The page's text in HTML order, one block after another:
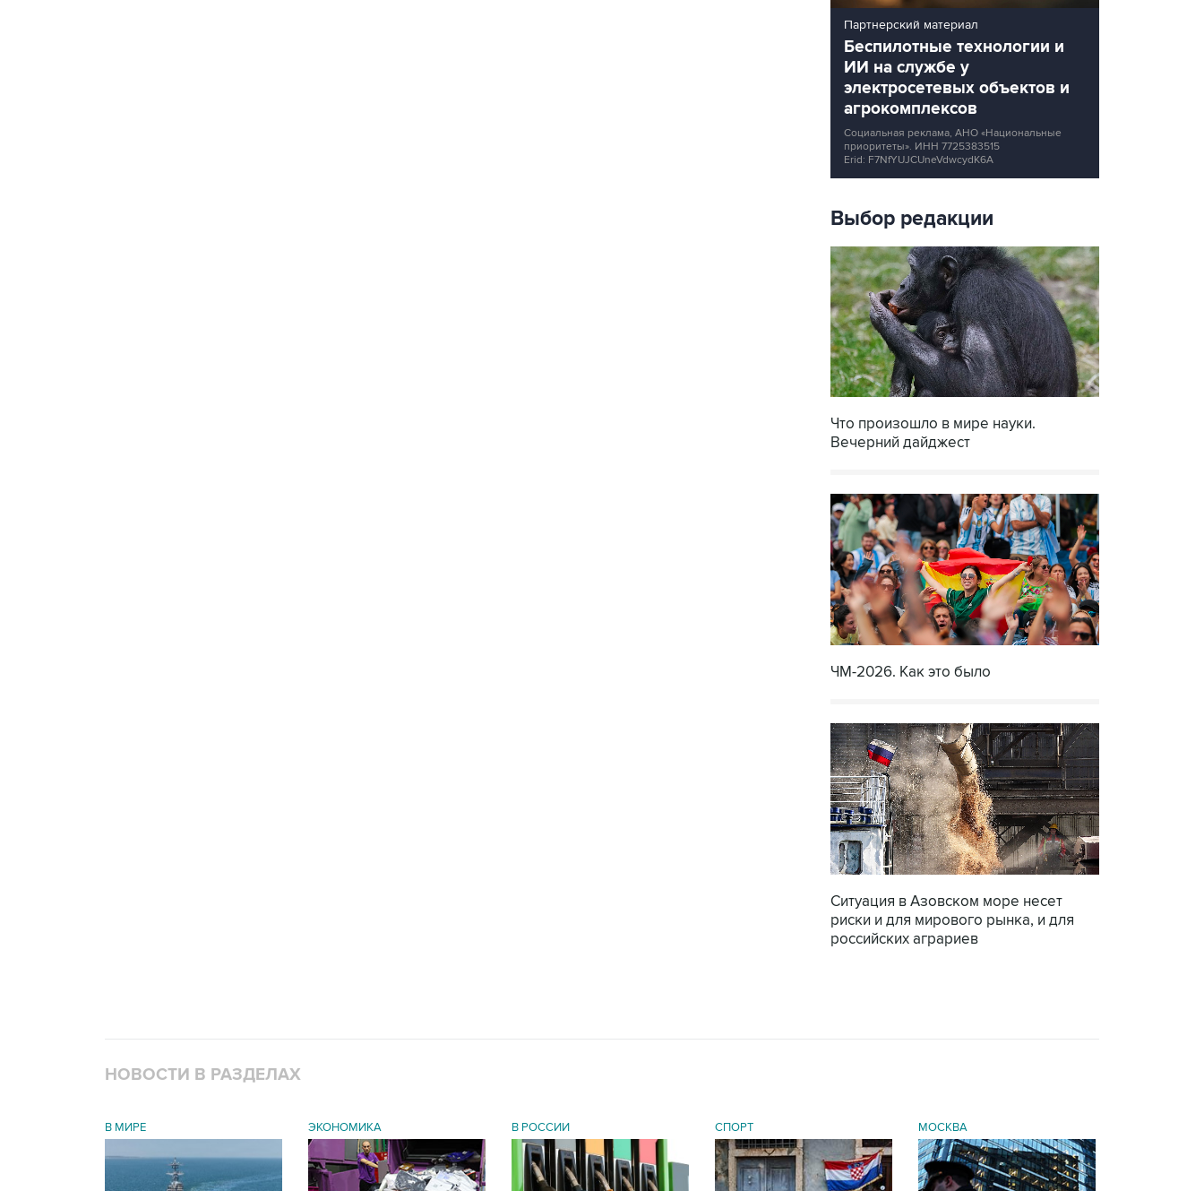
Партнерский материал
Беспилотные технологии и
ИИ на службе у
электросетевых объектов и
агрокомплексов
Социальная реклама, АНО «Национальные
приоритеты». ИНН 7725383515
Erid: F7NfYUJCUneVdwcydK6A
Выбор редакции
Что произошло в мире науки.
Вечерний дайджест
ЧМ-2026. Как это было
Ситуация в Азовском море несет
риски и для мирового рынка, и для
российских аграриев
НОВОСТИ В РАЗДЕЛАХ
В МИРЕ ЭКОНОМИКА В РОССИИ СПОРТ МОСКВА